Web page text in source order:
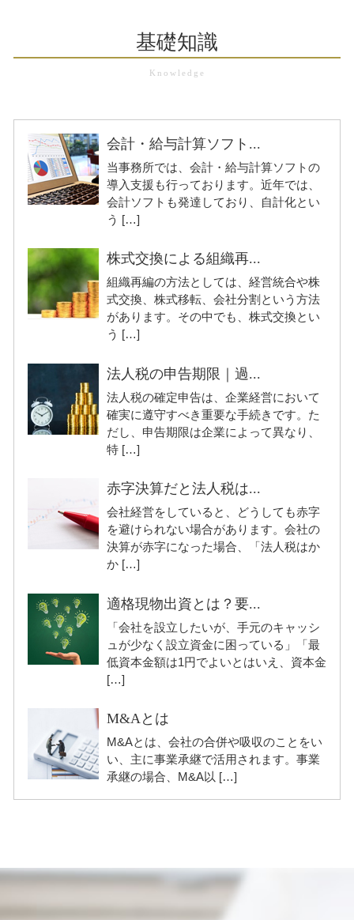
基礎知識
会計・給与計算ソフト...
当事務所では、会計・給与計算ソフトの
導入支援も行っております。近年では、
会計ソフトも発達しており、自計化とい
う […]
株式交換による組織再...
組織再編の方法としては、経営統合や株
式交換、株式移転、会社分割という方法
があります。その中でも、株式交換とい
う […]
法人税の申告期限｜過...
法人税の確定申告は、企業経営において
確実に遵守すべき重要な手続きです。た
だし、申告期限は企業によって異なり、
特 […]
赤字決算だと法人税は...
会社経営をしていると、どうしても赤字
を避けられない場合があります。会社の
決算が赤字になった場合、「法人税はか
か […]
適格現物出資とは？要...
「会社を設立したいが、手元のキャッシ
ュが少なく設立資金に困っている」「最
低資本金額は1円でよいとはいえ、資本金
[…]
M&Aとは
M&Aとは、会社の合併や吸収のことをい
い、主に事業承継で活用されます。事業
承継の場合、M&A以 […]